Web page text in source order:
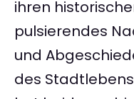
ihren
pulsierendes
und
des